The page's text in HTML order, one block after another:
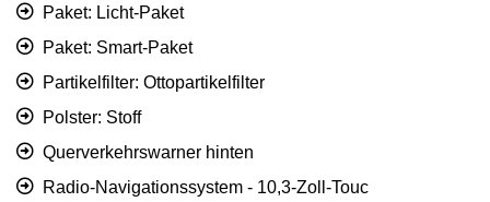
Paket: Licht-Paket
Paket: Smart-Paket
Partikelfilter: Ottopartikelfilter
Polster: Stoff
Querverkehrswarner hinten
Radio-Navigationssystem - 10,3-Zoll-Touc